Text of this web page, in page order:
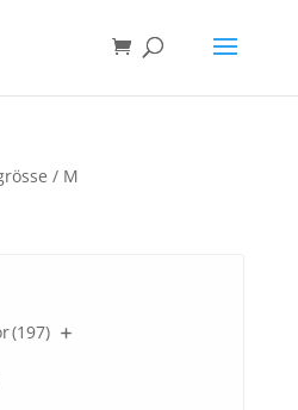
/ M
(197)